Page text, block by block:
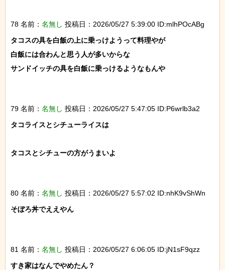
78 名前： 名無し 投稿日：2026/05/27 5:39:00 ID:mlhPOcABg
タコスの具を白飯の上に乗っけようって料理やが
白飯には合わんと思う人が多いからな
サンドイッチの具を白飯に乗っけるようなもんや
79 名前： 名無し 投稿日：2026/05/27 5:47:05 ID:P6wrlb3a2
タコライスとシチューライスは
タコスとシチューの方がうまいよ
80 名前： 名無し 投稿日：2026/05/27 5:57:02 ID:nhK9vShWn
そぼろ丼でええやん
81 名前： 名無し 投稿日：2026/05/27 6:06:05 ID:jN1sF9qzz
すき家はなんでやめたん？